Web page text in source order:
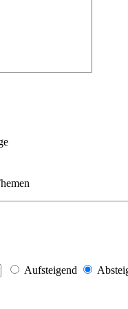
Aufsteigend